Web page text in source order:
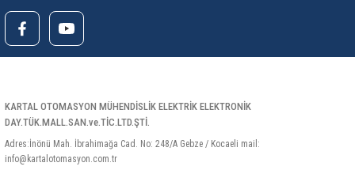
KARTAL OTOMASYON MÜHENDİSLİK ELEKTRİK ELEKTRONİK
DAY.TÜK.MALL.SAN.ve.TİC.LTD.ŞTİ.
Adres:İnönü Mah. İbrahimağa Cad. No: 248/A Gebze / Kocaeli mail:
info@kartalotomasyon.com.tr